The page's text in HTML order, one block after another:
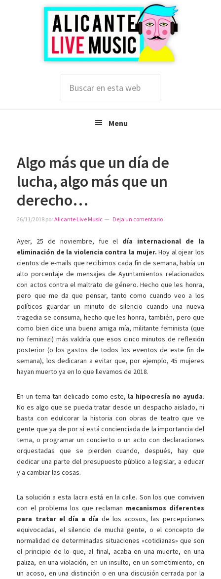
esta
Menu
Algo más que un día de
lucha, algo más que un
derecho…
26/11/2018 porAlicante Live Music Deja un comentario
Ayer, 25 de noviembre, fue el día internacional de la
eliminación de la violencia contra la mujer. Hoy al ojear los
cientos de e-mails que recibimos cada fin de semana, había un
alto porcentaje de mensajes de Ayuntamientos relacionados
con actos contra el maltrato de género. Hecho que les honra,
pero que me da que pensar, tanto como cuando veo a los
políticos guardar un minuto de silencio cuando una nueva
tragedia se consuma, hecho que les honra, también, pero que
como bien dice una buena amiga mía, militante feminista (que
no feminazi) más valdría que esos cinco minutos de reflexión
posterior (o los gastos de todos los eventos de este fin de
semana), los dedicaran a evitar que, por ejemplo, 45 mujeres
hayan muerto ya en lo que llevamos de 2018.
En un tema tan delicado como este, la hipocresía no ayuda.
No es algo que se pueda tratar desde un despacho aislado, ni
basta con edulcorar la historia con obras de teatro que ve
gente que ya de por si está concienciada de la importancia del
tema, o programar un concierto o un acto con declaraciones
orquestadas que se pierden cuando, después, hay que
dedicar una parte del presupuesto público a legislar, a educar
y a cambiar las cosas.
La solución a esta lacra está en la calle. Son los que conviven
con el problema los que reclaman mecanismos diferentes
para tratar el día a día de los acosos, las percepciones
equivocadas, el silencio de mucha gente, o el concepto de
normalidad de determinadas situaciones «cotidianas» que son
el principio de lo que, al final, acaba en una muerte, en una
paliza, en una violación, en un insulto, en un sometimiento, en
un acoso, en una distinción o en una discusión cerrada por la